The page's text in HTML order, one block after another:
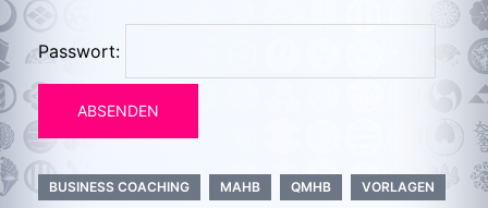
Passwort:
BUSINESS COACHING MAHB QMHB VORLAGEN